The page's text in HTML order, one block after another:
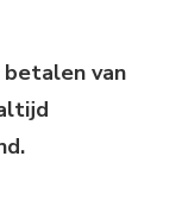
van